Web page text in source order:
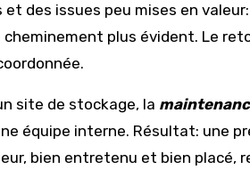
des issues peu mises en
plus évident. Le
site de stockage, la
équipe interne. Résultat: une
bien entretenu et bien placé,